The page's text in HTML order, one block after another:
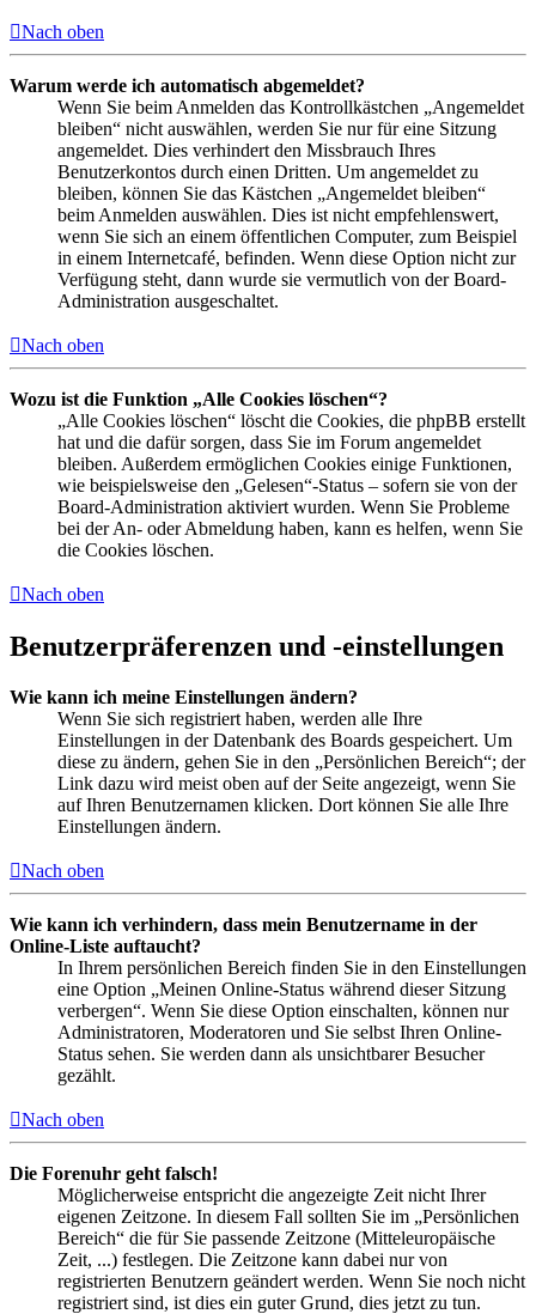
Nach oben
Warum werde ich automatisch abgemeldet?
Wenn Sie beim Anmelden das Kontrollkästchen „Angemeldet
bleiben“ nicht auswählen, werden Sie nur für eine Sitzung
angemeldet. Dies verhindert den Missbrauch Ihres
Benutzerkontos durch einen Dritten. Um angemeldet zu
bleiben, können Sie das Kästchen „Angemeldet bleiben“
beim Anmelden auswählen. Dies ist nicht empfehlenswert,
wenn Sie sich an einem öffentlichen Computer, zum Beispiel
in einem Internetcafé, befinden. Wenn diese Option nicht zur
Verfügung steht, dann wurde sie vermutlich von der Board-
Administration ausgeschaltet.
Nach oben
Wozu ist die Funktion „Alle Cookies löschen“?
„Alle Cookies löschen“ löscht die Cookies, die phpBB erstellt
hat und die dafür sorgen, dass Sie im Forum angemeldet
bleiben. Außerdem ermöglichen Cookies einige Funktionen,
wie beispielsweise den „Gelesen“-Status – sofern sie von der
Board-Administration aktiviert wurden. Wenn Sie Probleme
bei der An- oder Abmeldung haben, kann es helfen, wenn Sie
die Cookies löschen.
Nach oben
Benutzerpräferenzen und -einstellungen
Wie kann ich meine Einstellungen ändern?
Wenn Sie sich registriert haben, werden alle Ihre
Einstellungen in der Datenbank des Boards gespeichert. Um
diese zu ändern, gehen Sie in den „Persönlichen Bereich“; der
Link dazu wird meist oben auf der Seite angezeigt, wenn Sie
auf Ihren Benutzernamen klicken. Dort können Sie alle Ihre
Einstellungen ändern.
Nach oben
Wie kann ich verhindern, dass mein Benutzername in der
Online-Liste auftaucht?
In Ihrem persönlichen Bereich finden Sie in den Einstellungen
eine Option „Meinen Online-Status während dieser Sitzung
verbergen“. Wenn Sie diese Option einschalten, können nur
Administratoren, Moderatoren und Sie selbst Ihren Online-
Status sehen. Sie werden dann als unsichtbarer Besucher
gezählt.
Nach oben
Die Forenuhr geht falsch!
Möglicherweise entspricht die angezeigte Zeit nicht Ihrer
eigenen Zeitzone. In diesem Fall sollten Sie im „Persönlichen
Bereich“ die für Sie passende Zeitzone (Mitteleuropäische
Zeit, ...) festlegen. Die Zeitzone kann dabei nur von
registrierten Benutzern geändert werden. Wenn Sie noch nicht
registriert sind, ist dies ein guter Grund, dies jetzt zu tun.